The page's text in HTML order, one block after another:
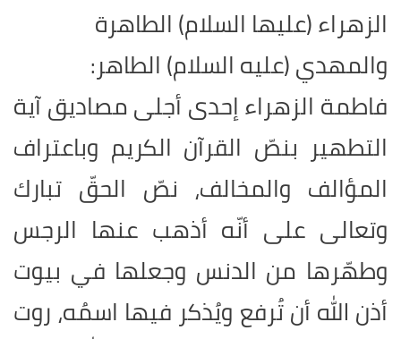
الزهراء (عليها السلام) الطاهرة
والمهدي (عليه السلام) الطاهر:
فاطمة الزهراء إحدى أجلى مصاديق آية
التطهير بنصّ القرآن الكريم وباعتراف
المؤالف والمخالف، نصّ الحقّ تبارك
وتعالى على أنّه أذهب عنها الرجس
وطهّرها من الدنس وجعلها في بيوت
أذن الله أن تُرفع ويُذكر فيها اسمُه، روت